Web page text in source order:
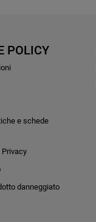
POLICY
e schede
danneggiato